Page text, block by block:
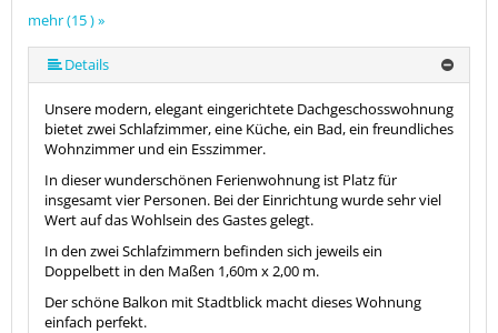
mehr (15 ) »
mehr (15 ) »
mehr (15 ) »
mehr (15 ) »
mehr (15 ) »
mehr (15 ) »
mehr (15 ) »
mehr (15 ) »
mehr (15 ) »
mehr (15 ) »
mehr (15 ) »
mehr (15 ) »
Details
Unsere modern, elegant eingerichtete Dachgeschosswohnung
bietet zwei Schlafzimmer, eine Küche, ein Bad, ein freundliches
Wohnzimmer und ein Esszimmer.
In dieser wunderschönen Ferienwohnung ist Platz für
insgesamt vier Personen. Bei der Einrichtung wurde sehr viel
Wert auf das Wohlsein des Gastes gelegt.
In den zwei Schlafzimmern befinden sich jeweils ein
Doppelbett in den Maßen 1,60m x 2,00 m.
Der schöne Balkon mit Stadtblick macht dieses Wohnung
einfach perfekt.